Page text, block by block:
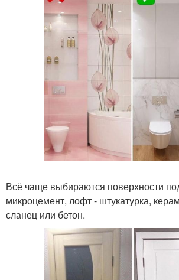
Всё чаще выбираются поверхности
микроцемент, лофт - штукатурка,
сланец или бетон.